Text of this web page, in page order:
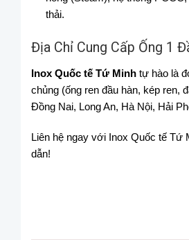
thải.
Địa Chỉ Cung Cấp Ống 1
Inox Quốc tế Tứ Minh tự hào là
chủng (ống ren đầu hàn, kép ren,
Đồng Nai, Long An, Hà Nội, Hải
Liên hệ ngay với Inox Quốc tế Tứ
dẫn!